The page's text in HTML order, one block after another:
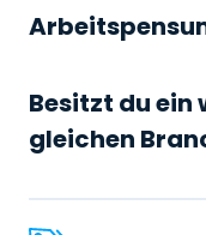
Besitzt du ein
gleichen